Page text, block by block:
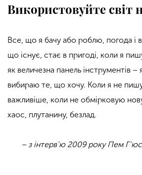
Використовуйте світ
Все, що я бачу або роблю, погода і
що існує, стає в пригоді, коли я
як величезна панель інструментів –
вибираю те, що хочу. Коли я не
важливіше, коли не обмірковую
хаос, плутанину, безлад.
– з інтерв’ю 2009 року Пем